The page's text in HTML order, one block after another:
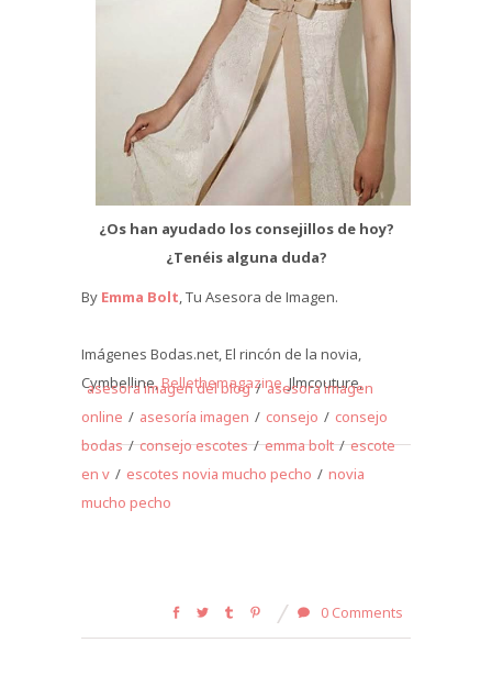
¿Os han ayudado los consejillos de hoy?
¿Tenéis alguna duda?
By Emma Bolt , Tu Asesora de Imagen.
Imágenes Bodas.net, El rincón de la novia,
Cymbelline,Bellethemagazine,Jlmcouture,
asesora imagen del blog / asesora imagen
online / asesoría imagen / consejo / consejo
bodas / consejo escotes / emma bolt / escote
en v / escotes novia mucho pecho / novia
mucho pecho
0 Comments